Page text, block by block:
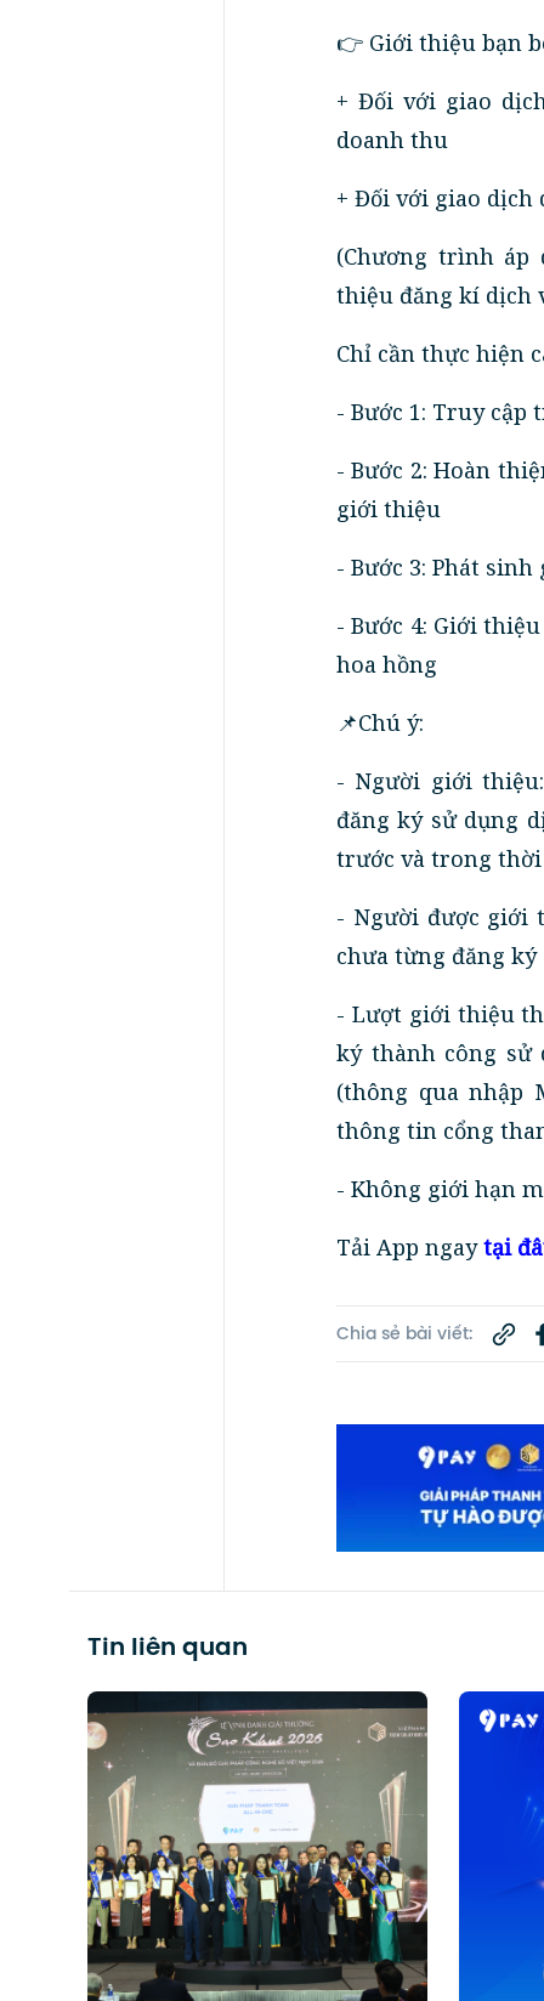
👉 Giới thiệu bạn
+ Đối với giao
doanh thu
+ Đối với giao dịch
(Chương trình áp
thiệu đăng kí dịch
Chỉ cần thực hiện
- Bước 1: Truy
- Bước 2: Hoàn
giới thiệu
- Bước 3: Phát
- Bước 4: Giới
hoa hồng
📌Chú ý:
- Người giới
đăng ký sử dụng
trước và trong
- Người được giới
chưa từng đăng
- Lượt giới thiệu
ký thành công sử
(thông qua nhập
thông tin cổng
- Không giới hạn
Tải App ngaytại
Chia sẻ bài viết:
Tin liên quan